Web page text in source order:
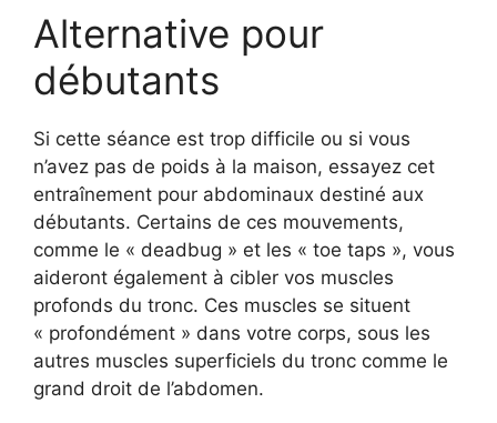
Alternative pour
débutants
Si cette séance est trop difficile ou si vous
n’avez pas de poids à la maison, essayez cet
entraînement pour abdominaux destiné aux
débutants. Certains de ces mouvements,
comme le « deadbug » et les « toe taps », vous
aideront également à cibler vos muscles
profonds du tronc. Ces muscles se situent
« profondément » dans votre corps, sous les
autres muscles superficiels du tronc comme le
grand droit de l’abdomen.